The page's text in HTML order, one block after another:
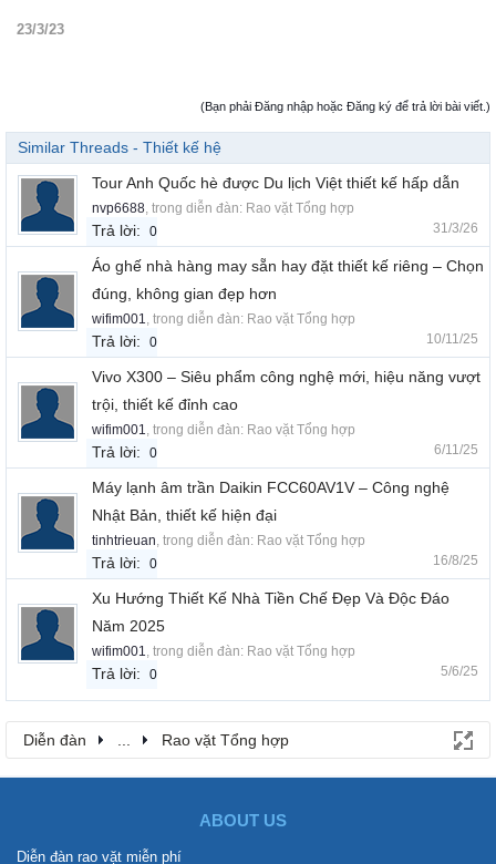
23/3/23
(Bạn phải Đăng nhập hoặc Đăng ký để trả lời bài viết.)
Similar Threads - Thiết kế hệ
Tour Anh Quốc hè được Du lịch Việt thiết kế hấp dẫn
nvp6688, trong diễn đàn: Rao vặt Tổng hợp
Trả lời: 0 31/3/26
Áo ghế nhà hàng may sẵn hay đặt thiết kế riêng – Chọn
đúng, không gian đẹp hơn
wifim001, trong diễn đàn: Rao vặt Tổng hợp
Trả lời: 0 10/11/25
Vivo X300 – Siêu phẩm công nghệ mới, hiệu năng vượt
trội, thiết kế đỉnh cao
wifim001, trong diễn đàn: Rao vặt Tổng hợp
Trả lời: 0 6/11/25
Máy lạnh âm trần Daikin FCC60AV1V – Công nghệ
Nhật Bản, thiết kế hiện đại
tinhtrieuan, trong diễn đàn: Rao vặt Tổng hợp
Trả lời: 0 16/8/25
Xu Hướng Thiết Kế Nhà Tiền Chế Đẹp Và Độc Đáo
Năm 2025
wifim001, trong diễn đàn: Rao vặt Tổng hợp
Trả lời: 0 5/6/25
Diễn đàn ... Rao vặt Tổng hợp
ABOUT US
Diễn đàn rao vặt miễn phí